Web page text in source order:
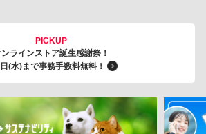
PICKUP
ラインストア誕生感謝祭！
(水)まで事務手数料無料！